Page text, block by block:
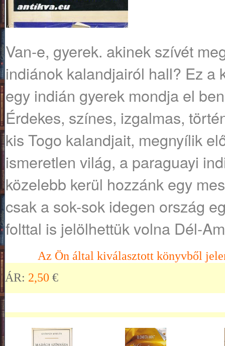
Van-e, gyerek. akinek szívét
indiánok kalandjairól hall? Ez a
egy indián gyerek mondja el
Érdekes, színes, izgalmas,
kis Togo kalandjait, megnyílik
ismeretlen világ, a paraguayi
közelebb kerül hozzánk egy
csak a sok-sok idegen ország
folttal is jelölhettük volna Dél-
Az Ön által kiválasztott könyvből
ÁR: 2,50 €